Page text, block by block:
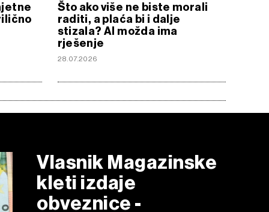
Što ako više ne biste morali
raditi, a plaća bi i dalje
stizala? AI možda ima
rješenje
28.07.2026
Vlasnik Magazinske
kleti izdaje
obveznice -